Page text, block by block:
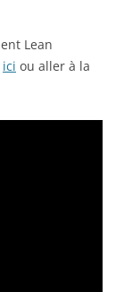
Lean
ici ou aller à la